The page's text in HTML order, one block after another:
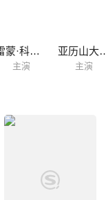
雷蒙·科尔迪
主演
亚历山
主演